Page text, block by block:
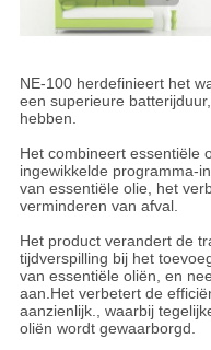
NE-100 herdefinieert het
een superieure
hebben.
Het combineert essentiële
ingewikkelde programma-
van essentiële olie, het
verminderen van afval.
Het product verandert de
tijdverspilling bij het
van essentiële oliën, en
aan.Het verbetert de
aanzienlijk., waarbij
oliën wordt gewaarborgd.